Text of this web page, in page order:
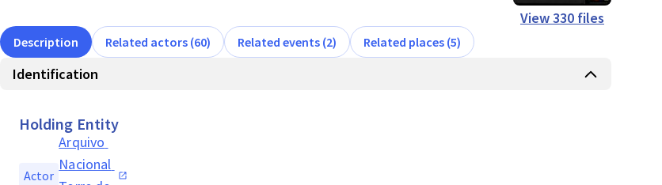
View330 files
Description Related actors (60) Related events (2) Related places (5)
Identification
Holding Entity
Actor
Arquivo
Nacional